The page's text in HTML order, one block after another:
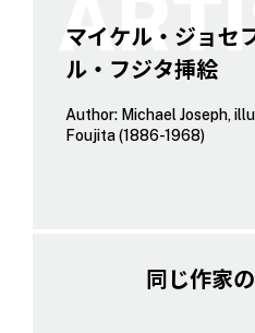
マイケル・ジョ
ル・フジタ挿絵
Author: Michael Joseph,
Foujita (1886-1968)
同じ作家